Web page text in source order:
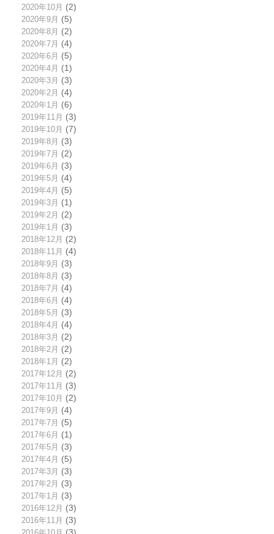
2020年10月 (2)
2020年9月 (5)
2020年8月 (2)
2020年7月 (4)
2020年6月 (5)
2020年4月 (1)
2020年3月 (3)
2020年2月 (4)
2020年1月 (6)
2019年11月 (3)
2019年10月 (7)
2019年8月 (3)
2019年7月 (2)
2019年6月 (3)
2019年5月 (4)
2019年4月 (5)
2019年3月 (1)
2019年2月 (2)
2019年1月 (3)
2018年12月 (2)
2018年11月 (4)
2018年9月 (3)
2018年8月 (3)
2018年7月 (4)
2018年6月 (4)
2018年5月 (3)
2018年4月 (4)
2018年3月 (2)
2018年2月 (2)
2018年1月 (2)
2017年12月 (2)
2017年11月 (3)
2017年10月 (2)
2017年9月 (4)
2017年7月 (5)
2017年6月 (1)
2017年5月 (3)
2017年4月 (5)
2017年3月 (3)
2017年2月 (3)
2017年1月 (3)
2016年12月 (3)
2016年11月 (3)